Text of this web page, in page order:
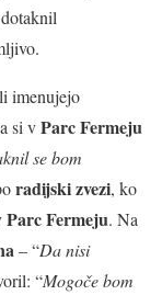
imenujejo
si vParc Fermeju
se bom
radijski zvezi, ko
Parc Fermeju. Na
– “Da nisi
“Mogoče bom